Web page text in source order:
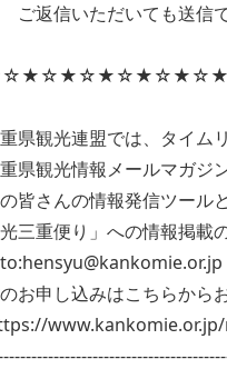
信いただいても送信で
県観光連盟では、タイム
県観光情報メールマガジ
皆さんの情報発信ツール
光三重便り」への情報掲載
お申し込みはこちらから